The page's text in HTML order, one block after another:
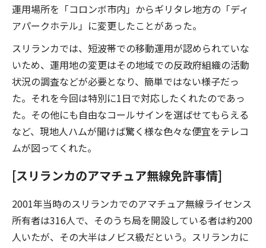
運用場所を「コロンボ市内」からギリタレ地方の「ディ
アパークホテル」に変更したことがあった。
スリランカでは、短波帯での移動運用が認められていな
いため、運用地の変更はその地域での反政府組織の活動
状況の調査などが必要となり、簡単ではない様子だっ
た。それを今回は特別に1日で対応したくれたのであっ
た。その他にも自由なコールサインを選ばせてもらえる
など、現地人ハムが聞けば驚く様な色々な便宜をテレコ
ムが図ってくれた。
[スリランカのアマチュア無線免許事情]
2001年当時のスリランカでのアマチュア無線ライセンス
所有者は316人で、そのうち局を開設している者は約200
人いたが、その大半はノビス級だという。スリランカに